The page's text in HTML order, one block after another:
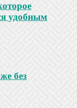
удобным
без